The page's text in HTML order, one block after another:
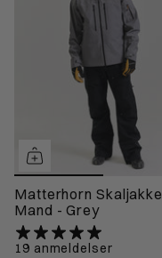
Matterhorn Skaljakke
Mand - Grey
19 anmeldelser